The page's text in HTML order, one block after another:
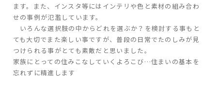
性能
- 高断熱性能
- 高耐震性能
- 高耐久性能
- 保証
ます。また、インスタ等にはインテリや色と素材の組み合わ
せの事例が氾濫しています。
いろんな選択肢の中からどれを選ぶか？を検討する事もと
ても大切でまた楽しい事ですが、普段の日常でたのしみが見
つけられる事がとても素敵だと思いました。
家族にとっての住みこなしていくよろこび…住まいの基本を
忘れずに精進します